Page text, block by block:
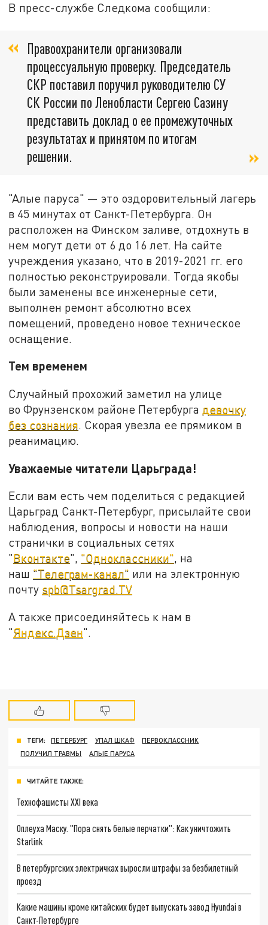
В пресс-службе Следкома сообщили:
Правоохранители организовали
процессуальную проверку. Председатель
СКР поставил поручил руководителю СУ
СК России по Ленобласти Сергею Сазину
представить доклад о ее промежуточных
результатах и принятом по итогам
решении.
"Алые паруса" — это оздоровительный лагерь
в 45 минутах от Санкт-Петербурга. Он
расположен на Финском заливе, отдохнуть в
нем могут дети от 6 до 16 лет. На сайте
учреждения указано, что в 2019-2021 гг. его
полностью реконструировали. Тогда якобы
были заменены все инженерные сети,
выполнен ремонт абсолютно всех
помещений, проведено новое техническое
оснащение.
Тем временем
Случайный прохожий заметил на улице
во Фрунзенском районе Петербурга девочку
без сознания. Скорая увезла ее прямиком в
реанимацию.
Уважаемые читатели Царьграда!
Если вам есть чем поделиться с редакцией
Царьград Санкт-Петербург, присылайте свои
наблюдения, вопросы и новости на наши
странички в социальных сетях
"Вконтакте", "Одноклассники", на
наш "Телеграм-канал" или на электронную
почту spb@Tsargrad.TV
А также присоединяйтесь к нам в
"Яндекс.Дзен".
ТЕГИ: ПЕТЕРБУРГ УПАЛ ШКАФ
ПЕРВОКЛАССНИК
ПОЛУЧИЛ ТРАВМЫ
АЛЫЕ ПАРУСА
ЧИТАЙТЕ ТАКЖЕ:
Технофашисты XXI века
Оплеуха Маску. "Пора снять белые перчатки": Как уничтожить
Starlink
В петербургских электричках выросли штрафы за безбилетный
проезд
Какие машины кроме китайских будет выпускать завод Hyundai в
Санкт-Петербурге